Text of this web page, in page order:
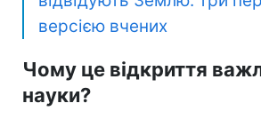
версією вчених
Чому це відкриття
науки?